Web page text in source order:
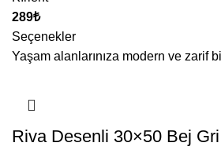
₺
Seçenekler
Yaşam alanlarınıza modern ve zarif
Riva Desenli 30×50 Bej Gri